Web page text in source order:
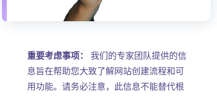
重要考虑事项：
我们的专家团队提供的信
息旨在帮助您大致了解网站创建流程和可
用功能。请务必注意，此信息不能替代根